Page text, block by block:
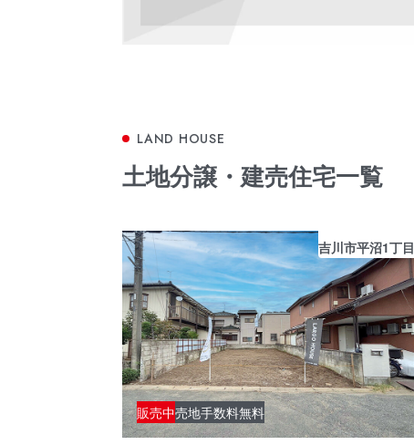
土地分譲・建売住宅一覧
販売中売地手数料無料
吉川市平沼1丁目